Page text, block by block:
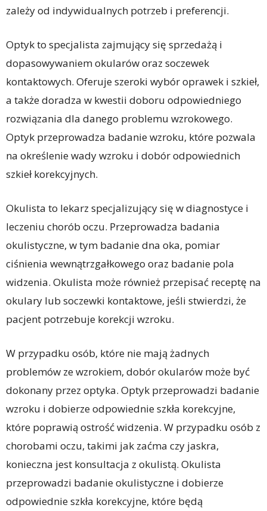
zależy od indywidualnych potrzeb i preferencji.
Optyk to specjalista zajmujący się sprzedażą i
dopasowywaniem okularów oraz soczewek
kontaktowych. Oferuje szeroki wybór oprawek i szkieł,
a także doradza w kwestii doboru odpowiedniego
rozwiązania dla danego problemu wzrokowego.
Optyk przeprowadza badanie wzroku, które pozwala
na określenie wady wzroku i dobór odpowiednich
szkieł korekcyjnych.
Okulista to lekarz specjalizujący się w diagnostyce i
leczeniu chorób oczu. Przeprowadza badania
okulistyczne, w tym badanie dna oka, pomiar
ciśnienia wewnątrzgałkowego oraz badanie pola
widzenia. Okulista może również przepisać receptę na
okulary lub soczewki kontaktowe, jeśli stwierdzi, że
pacjent potrzebuje korekcji wzroku.
W przypadku osób, które nie mają żadnych
problemów ze wzrokiem, dobór okularów może być
dokonany przez optyka. Optyk przeprowadzi badanie
wzroku i dobierze odpowiednie szkła korekcyjne,
które poprawią ostrość widzenia. W przypadku osób z
chorobami oczu, takimi jak zaćma czy jaskra,
konieczna jest konsultacja z okulistą. Okulista
przeprowadzi badanie okulistyczne i dobierze
odpowiednie szkła korekcyjne, które będą